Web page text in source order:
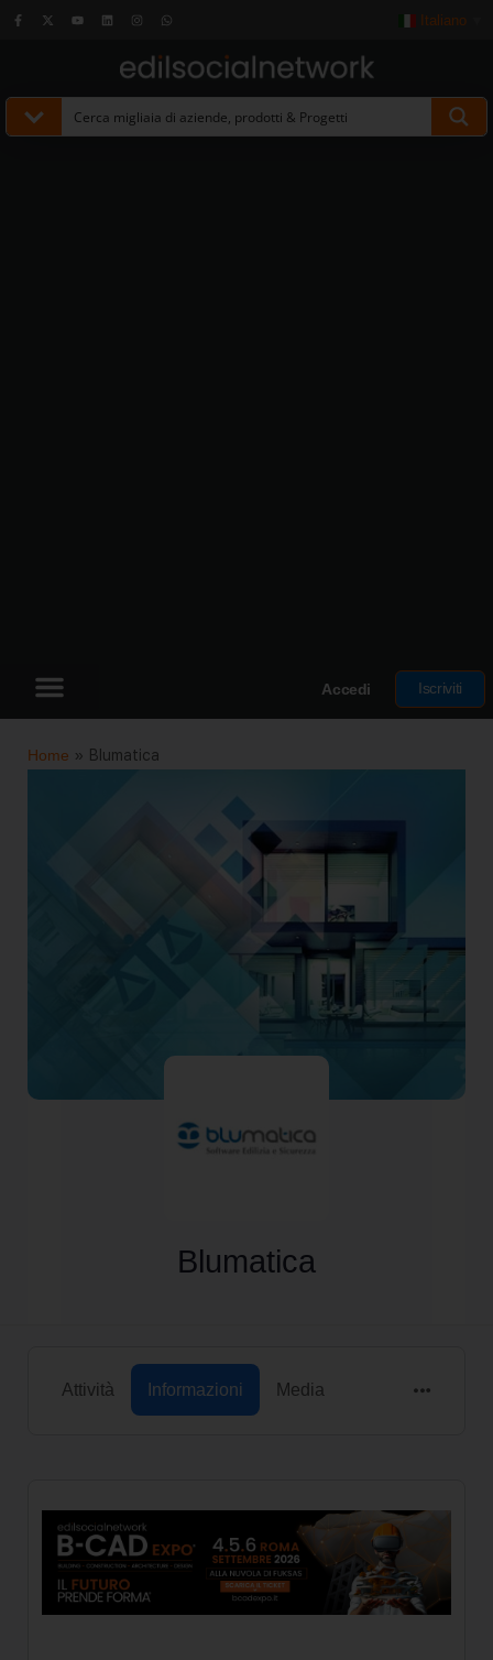
Italiano
Accedi Iscriviti
Home » Blumatica
Blumatica
Attività Informazioni Media